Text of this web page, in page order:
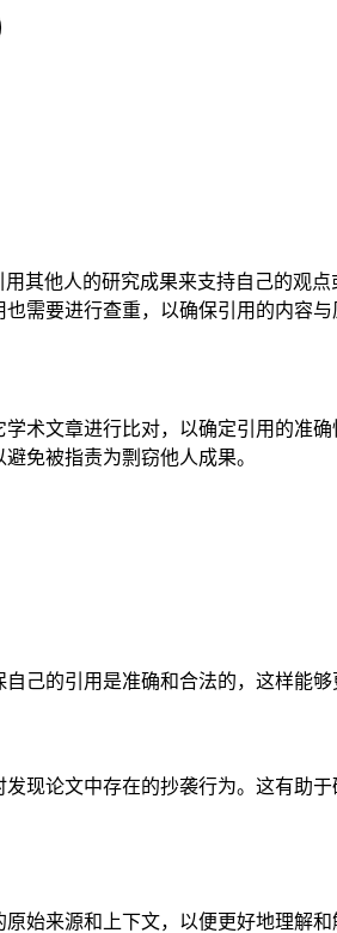
其他人的研究成果来支持自己的观
需要进行查重，以确保引用的内容与
术文章进行比对，以确定引用的准
免被指责为剽窃他人成果。
己的引用是准确和合法的，这样能够
现论文中存在的抄袭行为。这有助
始来源和上下文，以便更好地理解